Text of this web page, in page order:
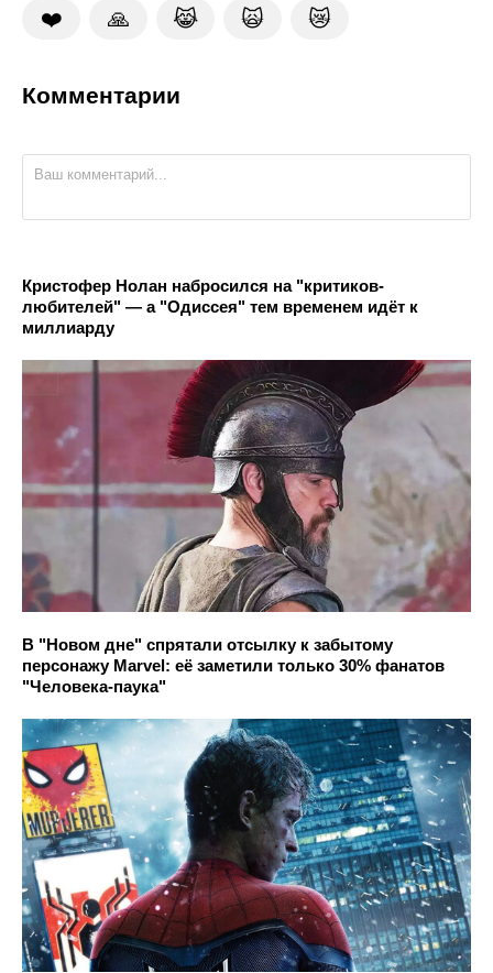
❤️ 🙏 😹 🙀 😿
Комментарии
Кристофер Нолан набросился на "критиков-
любителей" — а "Одиссея" тем временем идёт к
миллиарду
В "Новом дне" спрятали отсылку к забытому
персонажу Marvel: её заметили только 30% фанатов
"Человека-паука"